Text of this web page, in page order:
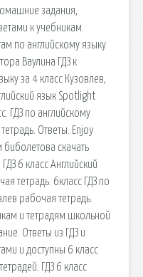
задания,
к учебникам.
по английскому языку
Ваулина ГДЗ к
за 4 класс Кузовлев,
язык Spotlight
ГДЗ по английскому
Ответы. Enjoy
биболетова скачать
6 класс Английский
тетрадь. 6класс ГДЗ по
рабочая тетрадь.
и тетрадям школьной
Ответы из ГДЗ и
и доступны 6 класс
ГДЗ 6 класс